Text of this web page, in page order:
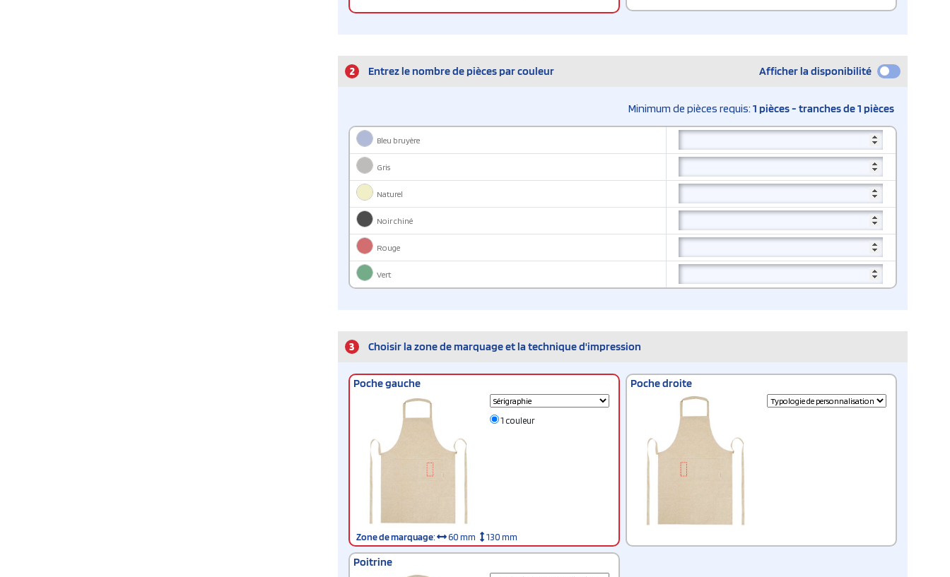
2 Entrez le nombre de pièces par couleur Afficher la disponibilité
Minimum de pièces requis: 1 pièces - tranches de 1 pièces
Bleu bruyère
Gris
Naturel
Noir chiné
Rouge
Vert
3 Choisir la zone de marquage et la technique d'impression
Poche gauche
1 couleur
Zone de marquage: 60 mm 130 mm
Poche droite
Poitrine